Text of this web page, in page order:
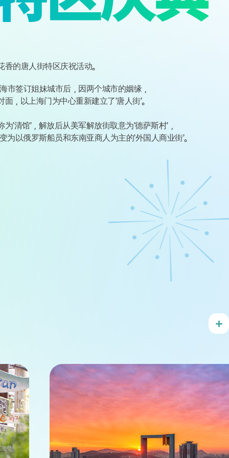
的唐人街特区庆祝活动。
市签订姐妹城市后，因两个城市的姻缘，
，以上海门为中心重新建立了’唐人街’。
’清馆’，解放后从美军解放街取意为’德萨斯村’，
以俄罗斯船员和东南亚商人为主的’外国人商业街’。